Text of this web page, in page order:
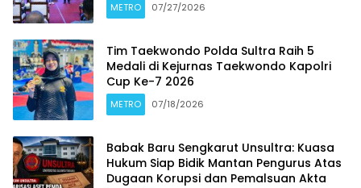
METRO 07/27/2026
Tim Taekwondo Polda Sultra Raih 5
Medali di Kejurnas Taekwondo Kapolri
Cup Ke-7 2026
METRO 07/18/2026
Babak Baru Sengkarut Unsultra: Kuasa
Hukum Siap Bidik Mantan Pengurus Atas
Dugaan Korupsi dan Pemalsuan Akta